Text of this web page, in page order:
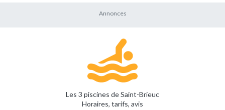
Les 3 piscines de Saint-Brieuc
Horaires, tarifs, avis